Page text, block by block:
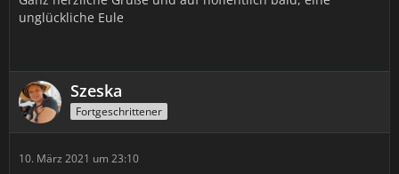
unglückliche Eule
Szeska
Fortgeschrittener
10. März 2021 um 23:10